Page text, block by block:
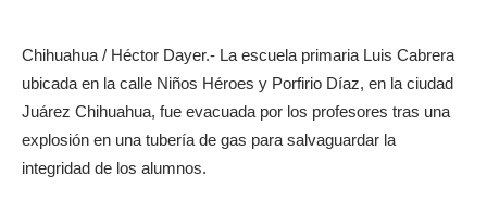
Chihuahua / Héctor Dayer.- La escuela primaria Luis Cabrera
ubicada en la calle Niños Héroes y Porfirio Díaz, en la ciudad
Juárez Chihuahua, fue evacuada por los profesores tras una
explosión en una tubería de gas para salvaguardar la
integridad de los alumnos.